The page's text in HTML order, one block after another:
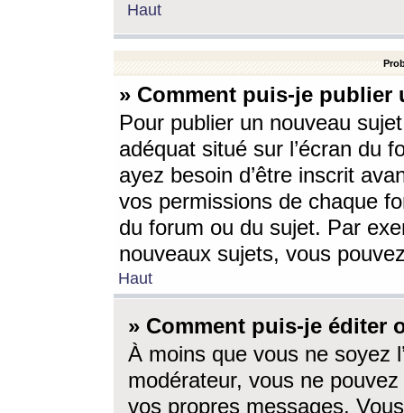
Haut
» Comment puis-je
Pour publier un nouveau
adéquat situé sur l’écran du
ayez besoin d’être inscrit
vos permissions de chaque
du forum ou du sujet. Par
nouveaux sujets, vous
Haut
» Comment puis-je éditer
À moins que vous ne soyez
modérateur, vous ne
vos propres messages.